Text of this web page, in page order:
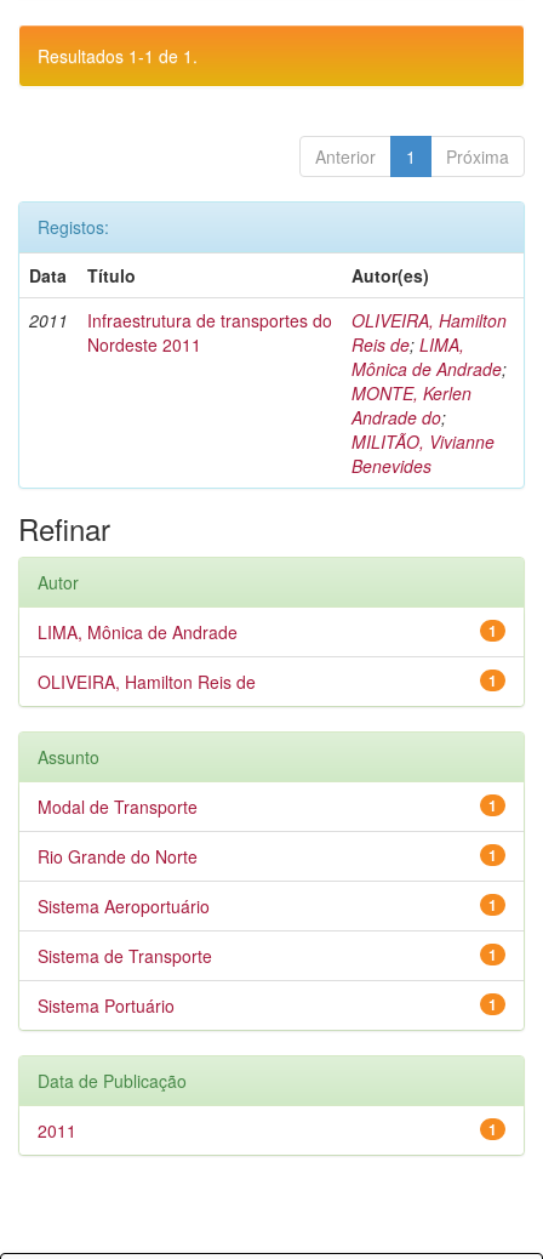
Resultados 1-1 de 1.
Anterior 1 Próxima
Registos:
Data
Título
Autor(es)
2011
Infraestrutura de transportes do
Nordeste 2011
OLIVEIRA, Hamilton
Reis de; LIMA,
Mônica de Andrade;
MONTE, Kerlen
Andrade do;
MILITÃO, Vivianne
Benevides
Refinar
Autor
1
LIMA, Mônica de Andrade
1
OLIVEIRA, Hamilton Reis de
Assunto
1
Modal de Transporte
1
Rio Grande do Norte
1
Sistema Aeroportuário
1
Sistema de Transporte
1
Sistema Portuário
Data de Publicação
1
2011